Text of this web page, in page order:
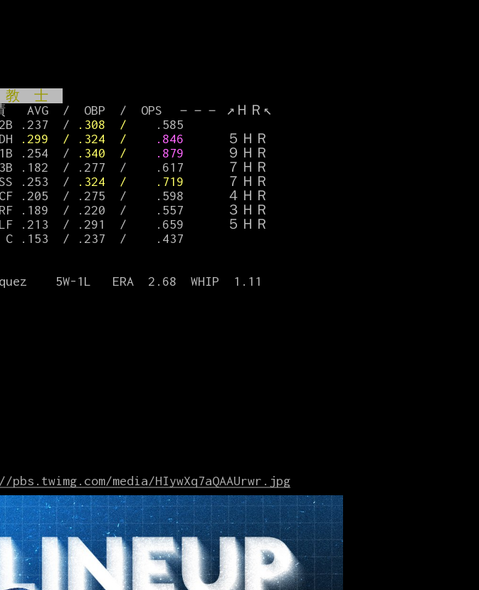
教  士
.237  /
.308  /
.585
.299  / .324  / .846
５ＨＲ
.254  /
.340  /
    .879
９ＨＲ
3B .182  / .277  /    .617      ７ＨＲ
.253  /
.324  / .719
     ７ＨＲ
.205  / .275  /    .598      ４ＨＲ
.189  / .220  /    .557      ３ＨＲ
LF .213  / .291  /    .659      ５ＨＲ
C .153  / .237  /    .437
5W-1L   ERA  2.68  WHIP  1.11
media/HIywXq7aQAAUrwr.jpg